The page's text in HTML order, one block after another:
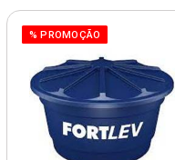
% PROMOÇÃO